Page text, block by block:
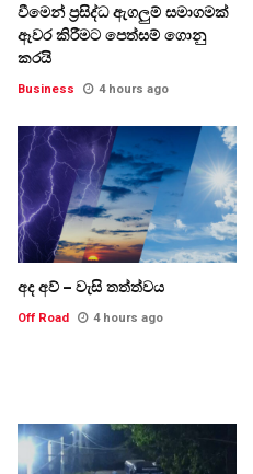
වීමෙන් ප්‍රසිද්ධ ඇගලුම් සමාගමක්
ඈවර කිරීමට පෙත්සම් ගොනු
කරයි
Business 4 hours ago
අද අව් – වැසි තත්ත්වය
Off Road 4 hours ago